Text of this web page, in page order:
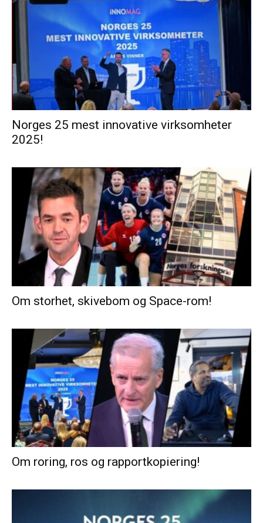
Norges 25 mest innovative virksomheter
2025!
Om storhet, skivebom og Space-rom!
Om roring, ros og rapportkopiering!